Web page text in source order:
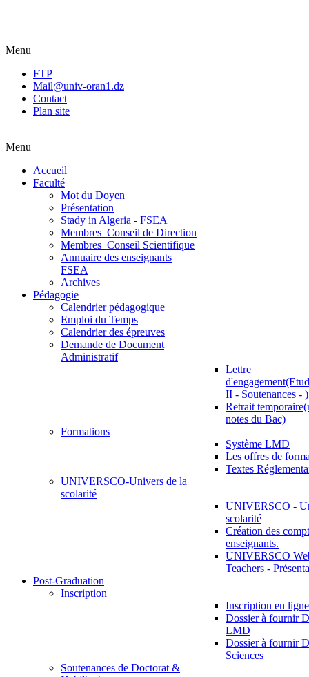
Menu
FTP
Mail@univ-oran1.dz
Contact
Plan site
Menu
Accueil
Faculté
Mot du Doyen
Présentation
Stady in Algeria - FSEA
Membres_Conseil de Direction
Membres_Conseil Scientifique
Annuaire des enseignants
FSEA
Archives
Pédagogie
Calendrier pédagogique
Emploi du Temps
Calendrier des épreuves
Demande de Document
Administratif
Lettre
II - Soutenances - )
Retrait
notes du Bac)
Formations
Système LMD
Les offres de
Textes
UNIVERSCO-Univers de la
scolarité
UNIVERSCO -
scolarité
Création des
enseignants.
UNIVERSCO
Teachers -
Post-Graduation
Inscription
Inscription en ligne
Dossier à fournir
LMD
Dossier à fournir
Sciences
Soutenances de Doctorat &